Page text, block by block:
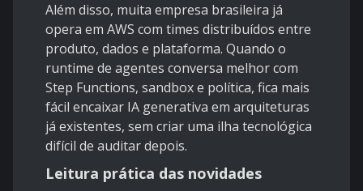
Além disso, muita empresa brasileira já
opera em AWS com times distribuídos entre
produto, dados e plataforma. Quando o
runtime de agentes conversa melhor com
Step Functions, sandbox e política, fica mais
fácil encaixar IA generativa em arquiteturas
já existentes, sem criar uma ilha tecnológica
difícil de auditar depois.
Leitura prática das novidades